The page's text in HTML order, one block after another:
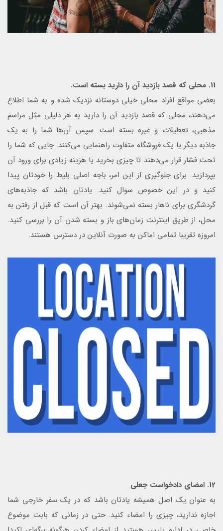
11. محلی که قصد بازدید آن را دارید بسته است.
بعضی مواقع افراد محلی خیلی دوستانه نزدیک شده و به شما اطلاع
می‌دهند، محلی که قصد بازدید آن را دارید به هر دلیلی مثل مراسم
مذهبی، تعطیلات و غیره بسته است. سپس آن‌ها شما را به یک
جاذبه دیگر یا یک فروشگاه متفاوت راهنمایی می‌کنند. جایی که شما را
تحت فشار قرار می‌دهند تا چیزی بخرید یا هزینه زیادی برای ورود آن
بپردازید. برای جلوگیری از این امر، باجه اصلی بلیط را خودتان پیدا
کنید و در این خصوص سوال کنید. یادتان باشد که جاذبه‌های
گردشگری برای ناهار بسته نمی‌شوند. بهتر آن است که قبل از رفتن به
محل، از طریق اینترنت زمان‌های باز و بسته شدن آن را بررسی کنید.
امروزه تقریبا تمامی اماکن به صورت آنلاین در دسترس هستند.
12. امضای دادخواست جعلی
به عنوان یک اصل همیشه یادتان باشد که در یک سفر خارجی شما
اجازه ندارید، چیزی را امضاء کنید. حتی در زمانی که بابت موضوع